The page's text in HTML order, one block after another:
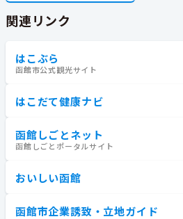
関連リンク
はこぶら
函館市公式観光サイト
はこだて健康ナビ
函館しごとネット
函館しごとポータルサイト
おいしい函館
函館市企業誘致・立地ガイド